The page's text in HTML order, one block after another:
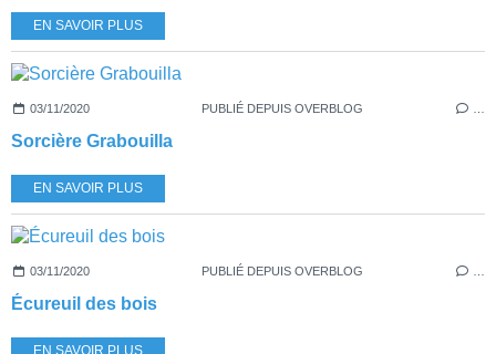
EN SAVOIR PLUS
03/11/2020 PUBLIÉ DEPUIS OVERBLOG
Sorcière Grabouilla
EN SAVOIR PLUS
03/11/2020 PUBLIÉ DEPUIS OVERBLOG
Écureuil des bois
EN SAVOIR PLUS